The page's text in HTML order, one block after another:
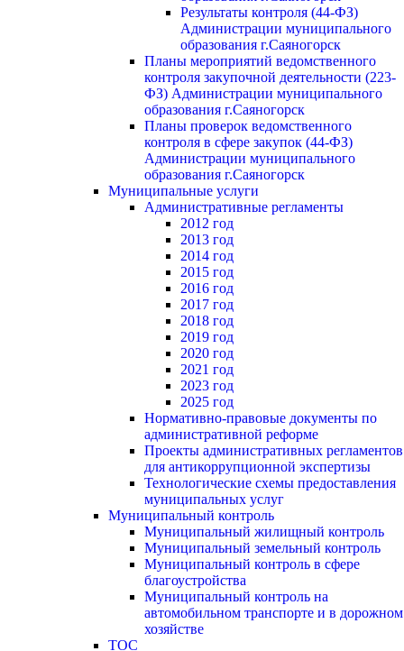
Результаты контроля (44-ФЗ)
Администрации муниципального
образования г.Саяногорск
Планы мероприятий ведомственного
контроля закупочной деятельности (223-
ФЗ) Администрации муниципального
образования г.Саяногорск
Планы проверок ведомственного
контроля в сфере закупок (44-ФЗ)
Администрации муниципального
образования г.Саяногорск
Муниципальные услуги
Административные регламенты
2012 год
2013 год
2014 год
2015 год
2016 год
2017 год
2018 год
2019 год
2020 год
2021 год
2023 год
2025 год
Нормативно-правовые документы по
административной реформе
Проекты административных регламентов
для антикоррупционной экспертизы
Технологические схемы предоставления
муниципальных услуг
Муниципальный контроль
Муниципальный жилищный контроль
Муниципальный земельный контроль
Муниципальный контроль в сфере
благоустройства
Муниципальный контроль на
автомобильном транспорте и в дорожном
хозяйстве
ТОС